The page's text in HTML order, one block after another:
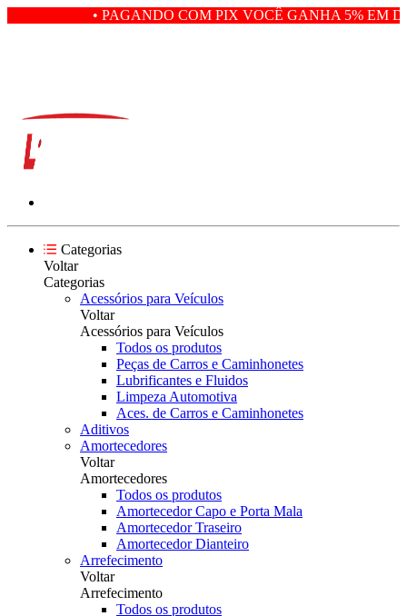
• PAGANDO COM PIX VOCÊ GANHA 5% EM
Categorias
Voltar
Categorias
Acessórios para Veículos
Voltar
Acessórios para Veículos
Todos os produtos
Peças de Carros e Caminhonetes
Lubrificantes e Fluidos
Limpeza Automotiva
Aces. de Carros e Caminhonetes
Aditivos
Amortecedores
Voltar
Amortecedores
Todos os produtos
Amortecedor Capo e Porta Mala
Amortecedor Traseiro
Amortecedor Dianteiro
Arrefecimento
Voltar
Arrefecimento
Todos os produtos